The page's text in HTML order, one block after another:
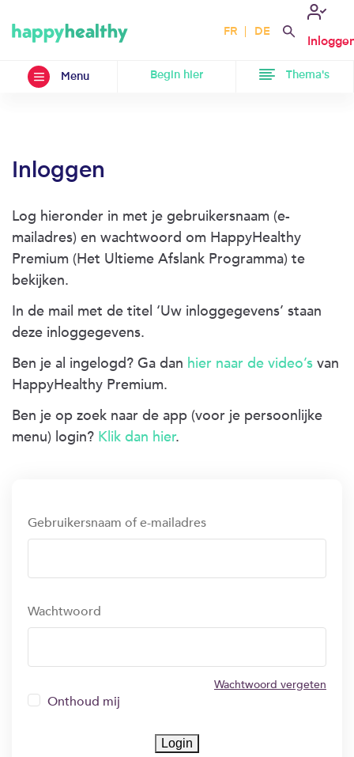
FR DE
Menu Begin hier Thema's
Inloggen
Log hieronder in met je gebruikersnaam (e-
mailadres) en wachtwoord om HappyHealthy
Premium (Het Ultieme Afslank Programma) te
bekijken.
In de mail met de titel ‘Uw inloggegevens’ staan
deze inloggegevens.
Ben je al ingelogd? Ga dan hier naar de video’s van
HappyHealthy Premium.
Ben je op zoek naar de app (voor je persoonlijke
menu) login? Klik dan hier.
Gebruikersnaam of e-mailadres
Wachtwoord
Onthoud mij
Login
Wachtwoord vergeten